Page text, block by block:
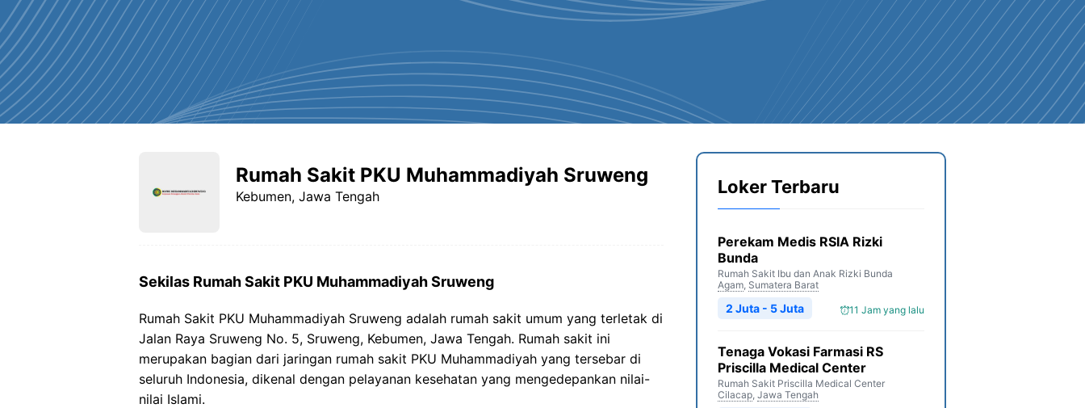
Rumah Sakit PKU Muhammadiyah Sruweng
Kebumen, Jawa Tengah
Sekilas Rumah Sakit PKU Muhammadiyah Sruweng
Rumah Sakit PKU Muhammadiyah Sruweng adalah rumah sakit umum yang terletak di
Jalan Raya Sruweng No. 5, Sruweng, Kebumen, Jawa Tengah. Rumah sakit ini
merupakan bagian dari jaringan rumah sakit PKU Muhammadiyah yang tersebar di
seluruh Indonesia, dikenal dengan pelayanan kesehatan yang mengedepankan nilai-
nilai Islami.
Loker Terbaru
Perekam Medis RSIA Rizki
Bunda
Rumah Sakit Ibu dan Anak Rizki Bunda
Agam, Sumatera Barat
11 Jam yang lalu
2 Juta - 5 Juta
Tenaga Vokasi Farmasi RS
Priscilla Medical Center
Rumah Sakit Priscilla Medical Center
Cilacap, Jawa Tengah